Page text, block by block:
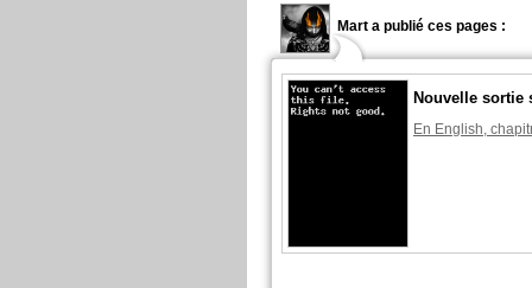
Mart a publié ces pages :
Nouvelle sortie
En English,